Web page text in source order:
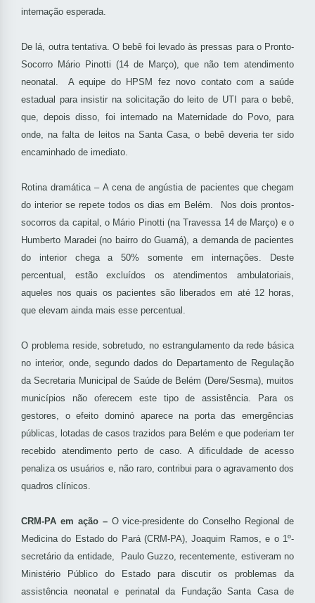
internação esperada.
De lá, outra tentativa. O bebê foi levado às pressas para o Pronto-
Socorro Mário Pinotti (14 de Março), que não tem atendimento
neonatal. A equipe do HPSM fez novo contato com a saúde
estadual para insistir na solicitação do leito de UTI para o bebê,
que, depois disso, foi internado na Maternidade do Povo, para
onde, na falta de leitos na Santa Casa, o bebê deveria ter sido
encaminhado de imediato.
Rotina dramática – A cena de angústia de pacientes que chegam
do interior se repete todos os dias em Belém. Nos dois prontos-
socorros da capital, o Mário Pinotti (na Travessa 14 de Março) e o
Humberto Maradei (no bairro do Guamá), a demanda de pacientes
do interior chega a 50% somente em internações. Deste
percentual, estão excluídos os atendimentos ambulatoriais,
aqueles nos quais os pacientes são liberados em até 12 horas,
que elevam ainda mais esse percentual.
O problema reside, sobretudo, no estrangulamento da rede básica
no interior, onde, segundo dados do Departamento de Regulação
da Secretaria Municipal de Saúde de Belém (Dere/Sesma), muitos
municípios não oferecem este tipo de assistência. Para os
gestores, o efeito dominó aparece na porta das emergências
públicas, lotadas de casos trazidos para Belém e que poderiam ter
recebido atendimento perto de caso. A dificuldade de acesso
penaliza os usuários e, não raro, contribui para o agravamento dos
quadros clínicos.
CRM-PA em ação –O vice-presidente do Conselho Regional de
Medicina do Estado do Pará (CRM-PA), Joaquim Ramos, e o 1º-
secretário da entidade, Paulo Guzzo, recentemente, estiveram no
Ministério Público do Estado para discutir os problemas da
assistência neonatal e perinatal da Fundação Santa Casa de